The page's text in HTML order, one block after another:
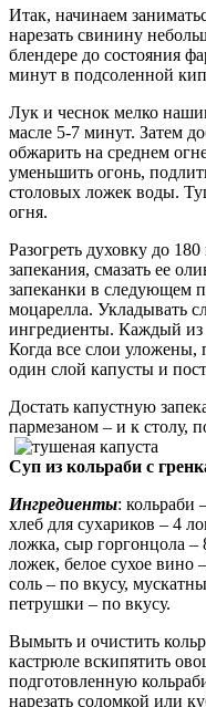
Итак, начинаем
нарезать свинину
блендере до состояния
минут в подсоленной
Лук и чеснок мелко
масле 5-7 минут. Затем
обжарить на среднем
уменьшить огонь,
столовых ложек воды.
огня.
Разогреть духовку до
запекания, смазать ее
запеканки в следующем
моцарелла. Укладывать
ингредиенты. Каждый из
Когда все слои уложены,
один слой капусты и
Достать капустную
пармезаном – и к столу,
Суп из кольраби с
Ингредиенты: кольраби
хлеб для сухариков – 4
ложка, сыр горгонцола –
ложек, белое сухое вино
соль – по вкусу,
петрушки – по вкусу.
Вымыть и очистить
кастрюле вскипятить
подготовленную
нарезать соломкой или